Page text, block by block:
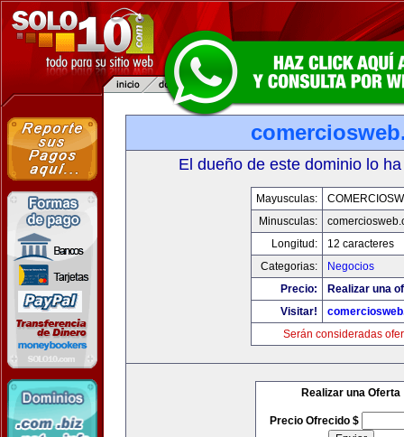
El dueño de este dominio lo
Mayusculas:
Minusculas:
Longitud:
12 caracteres
Categorias:
Negocios
Precio:
Realizar una
Visitar!
Serán consideradas
Realizar una Oferta
Precio Ofrecido $